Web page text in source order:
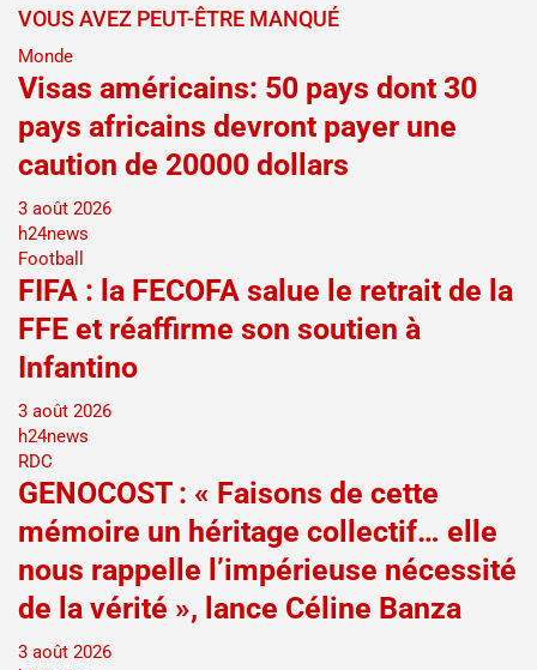
VOUS AVEZ PEUT-ÊTRE MANQUÉ
Monde
Visas américains: 50 pays dont 30
pays africains devront payer une
caution de 20000 dollars
3 août 2026
h24news
Football
FIFA : la FECOFA salue le retrait de la
FFE et réaffirme son soutien à
Infantino
3 août 2026
h24news
RDC
GENOCOST : « Faisons de cette
mémoire un héritage collectif… elle
nous rappelle l’impérieuse nécessité
de la vérité », lance Céline Banza
3 août 2026